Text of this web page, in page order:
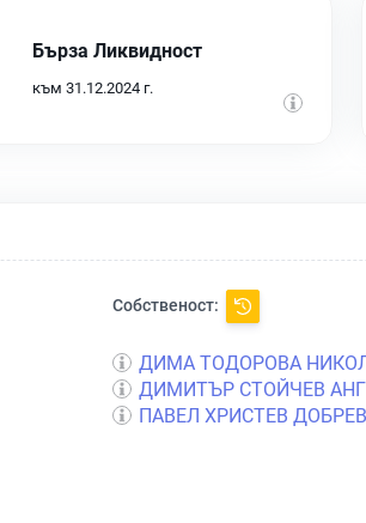
Бърза Ликвидност
към 31.12.2024 г.
Собственост:
ДИМА ТОДОРОВА
ДИМИТЪР СТОЙЧЕВ
ПАВЕЛ ХРИСТЕВ ДОБРЕВ